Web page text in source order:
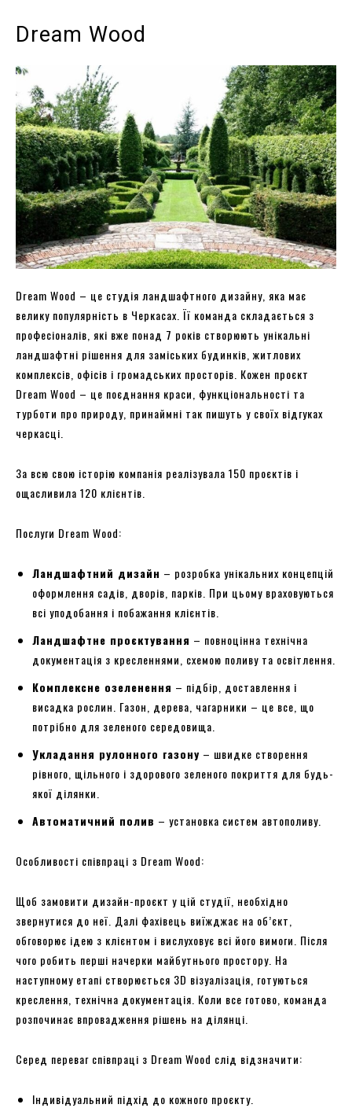
Dream Wood
Dream Wood – це студія ландшафтного дизайну, яка має
велику популярність в Черкасах. Її команда складається з
професіоналів, які вже понад 7 років створюють унікальні
ландшафтні рішення для заміських будинків, житлових
комплексів, офісів і громадських просторів. Кожен проєкт
Dream Wood – це поєднання краси, функціональності та
турботи про природу, принаймні так пишуть у своїх відгуках
черкасці.
За всю свою історію компанія реалізувала 150 проєктів і
ощасливила 120 клієнтів.
Послуги Dream Wood:
Ландшафтний дизайн – розробка унікальних концепцій
оформлення садів, дворів, парків. При цьому враховуються
всі уподобання і побажання клієнтів.
Ландшафтне проєктування – повноцінна технічна
документація з кресленнями, схемою поливу та освітлення.
Комплексне озеленення – підбір, доставлення і
висадка рослин. Газон, дерева, чагарники – це все, що
потрібно для зеленого середовища.
Укладання рулонного газону – швидке створення
рівного, щільного і здорового зеленого покриття для будь-
якої ділянки.
Автоматичний полив – установка систем автополиву.
Особливості співпраці з Dream Wood:
Щоб замовити дизайн-проєкт у цій студії, необхідно
звернутися до неї. Далі фахівець виїжджає на об’єкт,
обговорює ідею з клієнтом і вислуховує всі його вимоги. Після
чого робить перші начерки майбутнього простору. На
наступному етапі створюється 3D візуалізація, готуються
креслення, технічна документація. Коли все готово, команда
розпочинає впровадження рішень на ділянці.
Серед переваг співпраці з Dream Wood слід відзначити:
Індивідуальний підхід до кожного проєкту.